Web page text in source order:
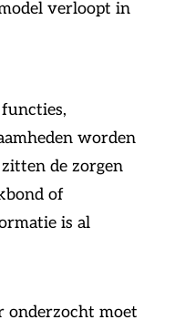
verloopt in
worden
de zorgen
of
is al
onderzocht moet